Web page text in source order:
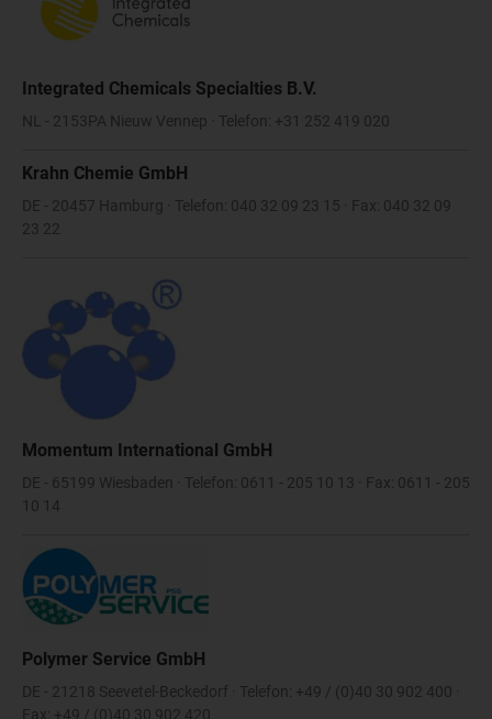
Integrated Chemicals Specialties B.V.
NL - 2153PA Nieuw Vennep · Telefon: +31 252 419 020
Krahn Chemie GmbH
DE - 20457 Hamburg · Telefon: 040 32 09 23 15 · Fax: 040 32 09
23 22
Momentum International GmbH
DE - 65199 Wiesbaden · Telefon: 0611 - 205 10 13 · Fax: 0611 - 205
10 14
Polymer Service GmbH
DE - 21218 Seevetel-Beckedorf · Telefon: +49 / (0)40 30 902 400 ·
Fax: +49 / (0)40 30 902 420